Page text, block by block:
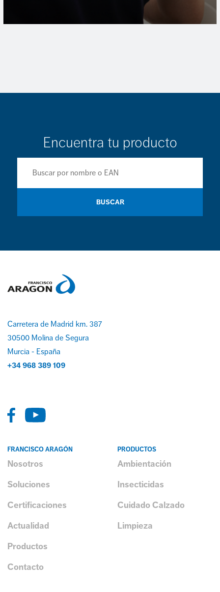
Encuentra tu producto
BUSCAR
Carretera de Madrid km. 387
30500 Molina de Segura
Murcia - España
+34 968 389 109
FRANCISCO ARAGÓN
Nosotros
Soluciones
Certificaciones
Actualidad
Productos
Contacto
PRODUCTOS
Ambientación
Insecticidas
Cuidado Calzado
Limpieza